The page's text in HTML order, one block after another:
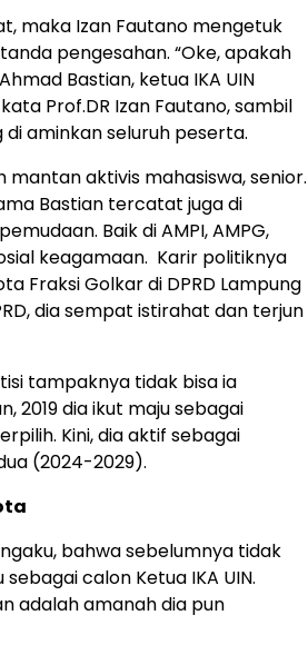
maka Izan Fautano mengetuk
pengesahan. “Oke, apakah
Bastian, ketua IKA UIN
Prof.DR Izan Fautano, sambil
aminkan seluruh peserta.
mantan aktivis mahasiswa, senior.
Bastian tercatat juga di
Baik di AMPI, AMPG,
keagamaan. Karir politiknya
Fraksi Golkar di DPRD Lampung
dia sempat istirahat dan terjun
tampaknya tidak bisa ia
2019 dia ikut maju sebagai
Kini, dia aktif sebagai
(2024-2029).
bahwa sebelumnya tidak
calon Ketua IKA UIN.
adalah amanah dia pun